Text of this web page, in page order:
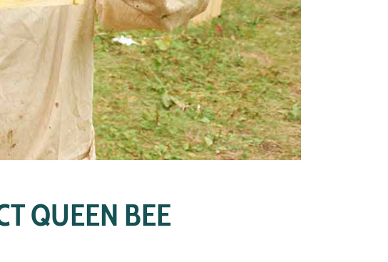
QUEEN BEE